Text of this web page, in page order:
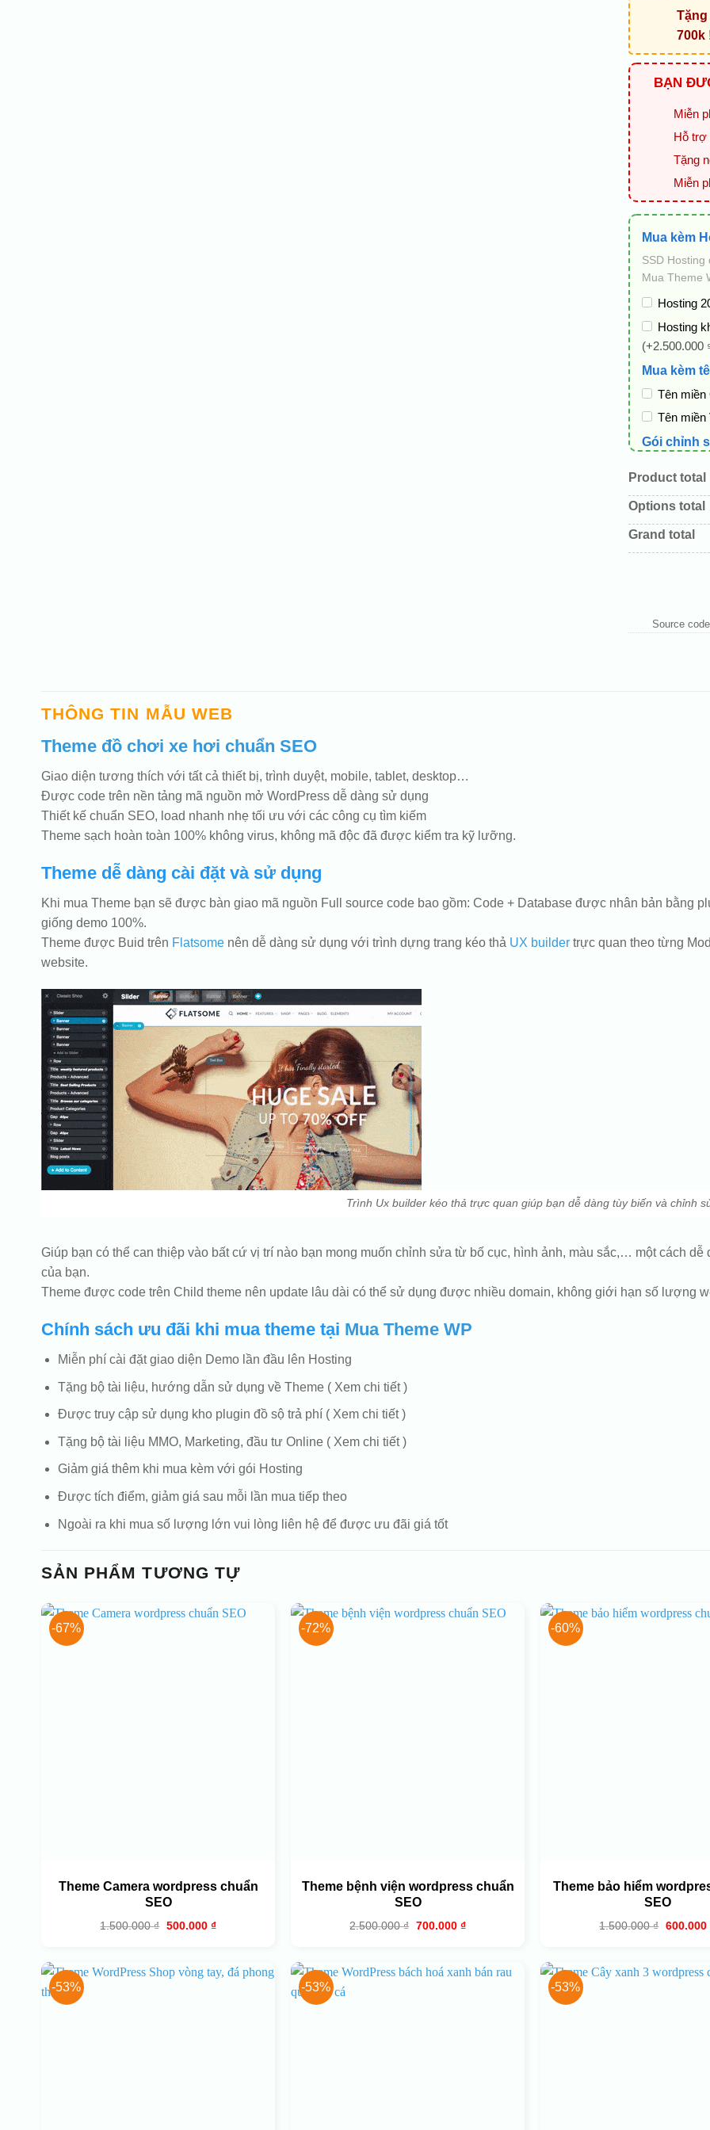
700k
BẠN
Miễn
Hỗ trợ
Tặng
Miễn
Mua kèm
SSD
Mua Theme
Hosting
Hosting
(+2.500.000
Mua kèm
Tên
Tên
Gói chỉnh
Đổi màu
Sửa
Product total
Options total
Grand total
Source
THÔNG TIN MẪU WEB
Theme đồ chơi xe hơi chuẩn SEO
Giao diện tương thích với tất cả thiết bị, trình duyệt, mobile, tablet, desktop…
Được code trên nền tảng mã nguồn mở WordPress dễ dàng sử dụng
Thiết kế chuẩn SEO, load nhanh nhẹ tối ưu với các công cụ tìm kiếm
Theme sạch hoàn toàn 100% không virus, không mã độc đã được kiểm tra kỹ lưỡng.
Theme dễ dàng cài đặt và sử dụng
Khi mua Theme bạn sẽ được bàn giao mã nguồn Full source code bao gồm: Code + Database được nhân bản bằng
giống demo 100%.
Theme được Buid trên Flatsome nên dễ dàng sử dụng với trình dựng trang kéo thả UX builder trực quan theo từng
website.
Trình Ux builder kéo thả trực quan giúp bạn dễ dàng tùy biến và chỉnh
Giúp bạn có thể can thiệp vào bất cứ vị trí nào bạn mong muốn chỉnh sửa từ bố cục, hình ảnh, màu sắc,… một cách
của bạn.
Theme được code trên Child theme nên update lâu dài có thể sử dụng được nhiều domain, không giới hạn số lượng
Chính sách ưu đãi khi mua theme tại Mua Theme WP
Miễn phí cài đặt giao diện Demo lần đầu lên Hosting
Tặng bộ tài liệu, hướng dẫn sử dụng về Theme ( Xem chi tiết )
Được truy cập sử dụng kho plugin đồ sộ trả phí ( Xem chi tiết )
Tặng bộ tài liệu MMO, Marketing, đầu tư Online ( Xem chi tiết )
Giảm giá thêm khi mua kèm với gói Hosting
Được tích điểm, giảm giá sau mỗi lần mua tiếp theo
Ngoài ra khi mua số lượng lớn vui lòng liên hệ để được ưu đãi giá tốt
SẢN PHẨM TƯƠNG TỰ
-67%
HOT
Theme Camera wordpress chuẩn
SEO
1.500.000₫ Giá
500.000 ₫Giá
500.000 ₫.
-72%
Theme bệnh viện wordpress chuẩn
SEO
2.500.000₫ Giá
700.000 ₫Giá
700.000 ₫.
-60%
Theme bảo hiểm
SEO
1.500.000₫ Giá
600.000
-53% -53% -53%